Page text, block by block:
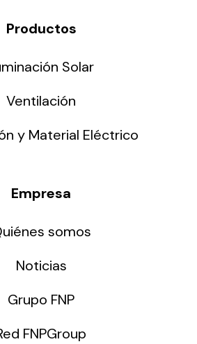
Productos
Solar
Ventilación
y Material Eléctrico
Empresa
somos
Noticias
Grupo FNP
FNPGroup